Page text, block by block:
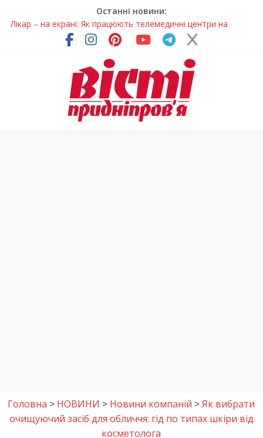
Останні новини:
Лікар – на екрані: Як працюють телемедичні центри на
Дніпропетровщині
У Дніпрі триває масштабна підготовка до опалювального
Пошуки тривають: на Дніпропетровщині досліджують місце
розташування легендарного монастиря (Фото)
Ветерани Дніпропетровщини отримують шанс на власне
Головна > НОВИНИ > Новини компаній >Як вибрати
очищуючий засіб для обличчя: гід по типах шкіри від
косметолога